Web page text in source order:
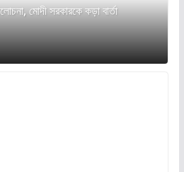
মোদী সরকারকে কড়া বার্তা